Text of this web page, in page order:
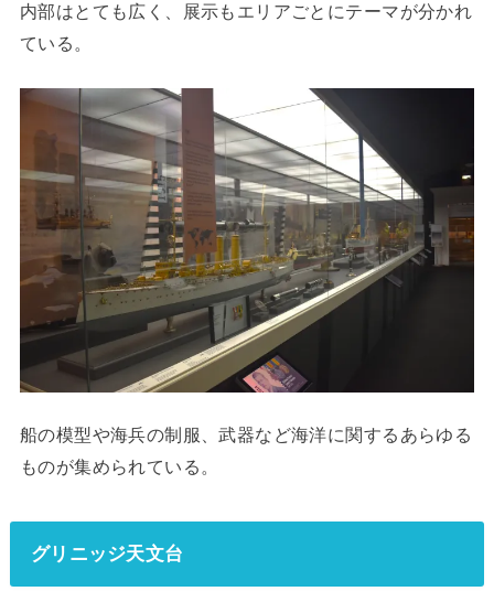
内部はとても広く、展示もエリアごとにテーマが分かれ
ている。
船の模型や海兵の制服、武器など海洋に関するあらゆる
ものが集められている。
グリニッジ天文台